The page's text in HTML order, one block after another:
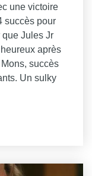
une victoire
succès pour
que Jules Jr
après
succès
Un sulky